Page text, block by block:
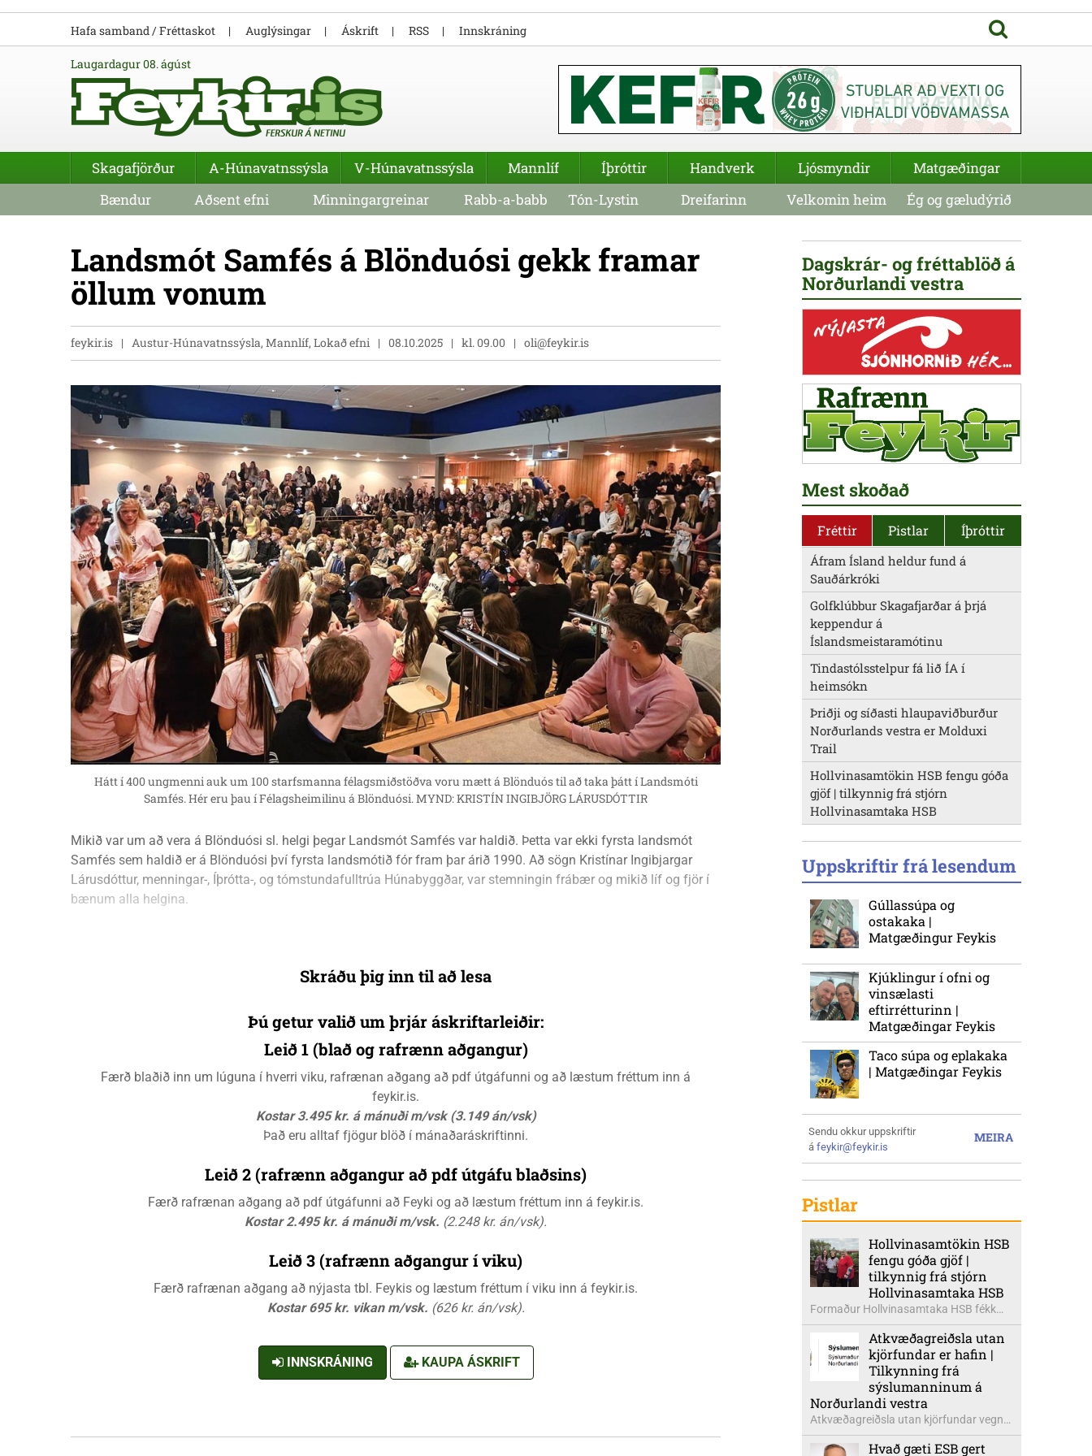
laugardagur 08. ágúst
Landsmót Samfés á Blönduósi gekk framar
öllum vonum
feykir.is Austur-Húnavatnssýsla, Mannlíf, Lokað efni 08.10.2025 kl. 09.00 oli@feykir.is
Hátt í 400 ungmenni auk um 100 starfsmanna félagsmiðstöðva voru mætt á Blönduós til að taka þátt í Landsmóti
Samfés. Hér eru þau í Félagsheimilinu á Blönduósi. MYND: KRISTÍN INGIBJÖRG LÁRUSDÓTTIR
Mikið var um að vera á Blönduósi sl. helgi þegar Landsmót Samfés var haldið. Þetta var ekki fyrsta landsmót
Samfés sem haldið er á Blönduósi því fyrsta landsmótið fór fram þar árið 1990. Að sögn Kristínar Ingibjargar
Lárusdóttur, menningar-, Íþrótta-, og tómstundafulltrúa Húnabyggðar, var stemningin frábær og mikið líf og fjör í
bænum alla helgina.
Skráðu þig inn til að lesa
Þú getur valið um þrjár áskriftarleiðir:
Leið 1 (blað og rafrænn aðgangur)
Færð blaðið inn um lúguna í hverri viku, rafrænan aðgang að pdf útgáfunni og að læstum fréttum inn á
feykir.is.
Kostar 3.495 kr. á mánuði m/vsk (3.149 án/vsk)
Það eru alltaf fjögur blöð í mánaðaráskriftinni.
Leið 2 (rafrænn aðgangur að pdf útgáfu blaðsins)
Færð rafrænan aðgang að pdf útgáfunni að Feyki og að læstum fréttum inn á feykir.is.
Kostar 2.495 kr. á mánuði m/vsk. (2.248 kr. án/vsk).
Leið 3 (rafrænn aðgangur í viku)
Færð rafrænan aðgang að nýjasta tbl. Feykis og læstum fréttum í viku inn á feykir.is.
Kostar 695 kr. vikan m/vsk. (626 kr. án/vsk).
INNSKRÁNING KAUPA ÁSKRIFT
Dagskrár- og fréttablöð á
Norðurlandi vestra
Mest skoðað
Fréttir Pistlar Íþróttir
Áfram Ísland heldur fund á
Sauðárkróki
Golfklúbbur Skagafjarðar á þrjá
keppendur á
Íslandsmeistaramótinu
Tindastólsstelpur fá lið ÍA í
heimsókn
Þriðji og síðasti hlaupaviðburður
Norðurlands vestra er Molduxi
Trail
Hollvinasamtökin HSB fengu góða
gjöf | tilkynnig frá stjórn
Hollvinasamtaka HSB
Uppskriftir frá lesendum
Gúllassúpa og
ostakaka |
Matgæðingur Feykis
Kjúklingur í ofni og
vinsælasti
eftirrétturinn |
Matgæðingar Feykis
Taco súpa og eplakaka
| Matgæðingar Feykis
MEIRA
Sendu okkur uppskriftir
á feykir@feykir.is
Pistlar
Hollvinasamtökin HSB
fengu góða gjöf |
tilkynnig frá stjórn
Hollvinasamtaka HSB
Formaður Hollvinasamtaka HSB fékk
heldur betur góða heimsók þann 5.
ágúst síðastliðinn. Þarna voru mættar
þær Ingibjörg á Auðólfsstöðum
formaður Kvenfélags
Bólstaðarhlíðarhrepps og Guðrún á
Auðkúlu formaður Kvenfélags
Svínavatnshrepps. Afhentu þær
Sigurlaugu Þóru gjafabréf að upphæð
Atkvæðagreiðsla utan
kjörfundar er hafin |
Tilkynning frá
sýslumanninum á
Norðurlandi vestra
Atkvæðagreiðsla utan kjörfundar vegna
þjóðaratkvæðagreiðslu um
aðildarviðræður við ESB er hafin. Greiða
Hvað gæti ESB gert
Hafa samband / Fréttaskot Auglýsingar Áskrift RSS Innskráning
Skagafjörður A-Húnavatnssýsla V-Húnavatnssýsla Mannlíf Íþróttir Handverk Ljósmyndir
Matgæðingar
Bændur
Aðsent efni Minningargreinar Rabb-a-babb Tón-Lystin Dreifarinn Velkomin heim Ég og gæludýrið